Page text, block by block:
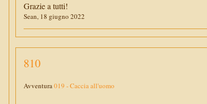
Grazie a tutti!
Sean, 18 giugno 2022
810
Avventura019 - Caccia all'uomo